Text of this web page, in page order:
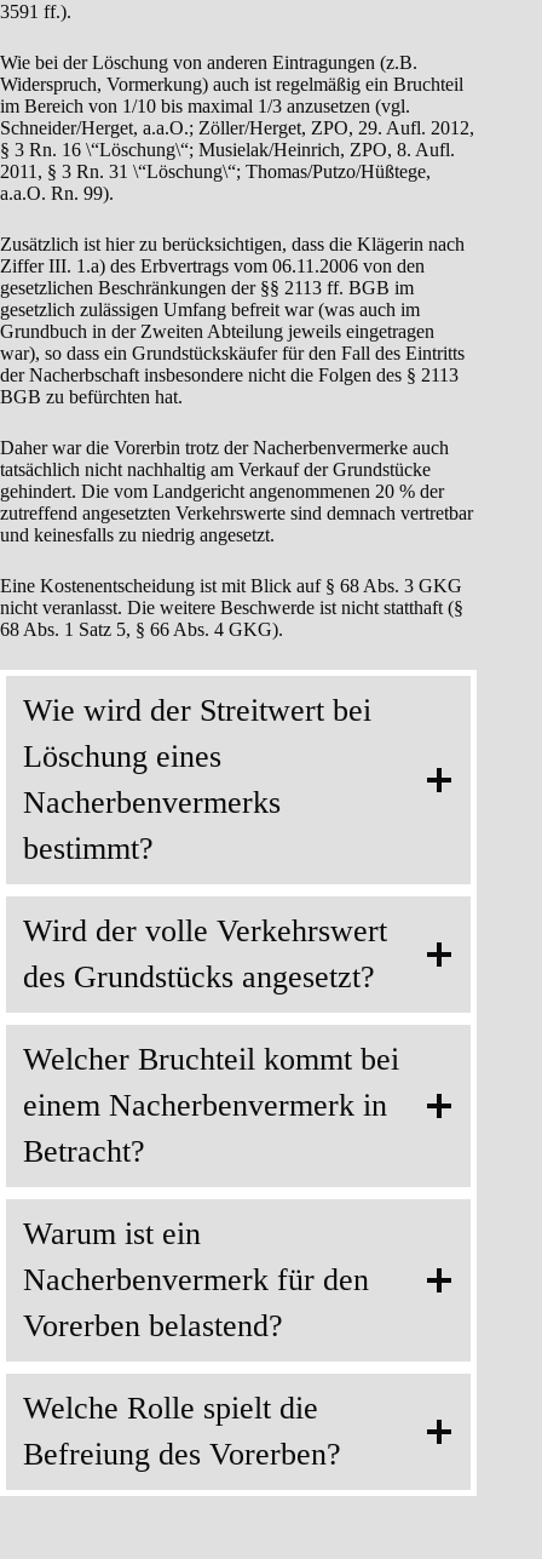
3591 ff.).
Wie bei der Löschung von anderen Eintragungen (z.B.
Widerspruch, Vormerkung) auch ist regelmäßig ein Bruchteil
im Bereich von 1/10 bis maximal 1/3 anzusetzen (vgl.
Schneider/Herget, a.a.O.; Zöller/Herget, ZPO, 29. Aufl. 2012,
§ 3 Rn. 16 \“Löschung\“; Musielak/Heinrich, ZPO, 8. Aufl.
2011, § 3 Rn. 31 \“Löschung\“; Thomas/Putzo/Hüßtege,
a.a.O. Rn. 99).
Zusätzlich ist hier zu berücksichtigen, dass die Klägerin nach
Ziffer III. 1.a) des Erbvertrags vom 06.11.2006 von den
gesetzlichen Beschränkungen der §§ 2113 ff. BGB im
gesetzlich zulässigen Umfang befreit war (was auch im
Grundbuch in der Zweiten Abteilung jeweils eingetragen
war), so dass ein Grundstückskäufer für den Fall des Eintritts
der Nacherbschaft insbesondere nicht die Folgen des § 2113
BGB zu befürchten hat.
Daher war die Vorerbin trotz der Nacherbenvermerke auch
tatsächlich nicht nachhaltig am Verkauf der Grundstücke
gehindert. Die vom Landgericht angenommenen 20 % der
zutreffend angesetzten Verkehrswerte sind demnach vertretbar
und keinesfalls zu niedrig angesetzt.
Eine Kostenentscheidung ist mit Blick auf § 68 Abs. 3 GKG
nicht veranlasst. Die weitere Beschwerde ist nicht statthaft (§
68 Abs. 1 Satz 5, § 66 Abs. 4 GKG).
Wie wird der Streitwert bei
Löschung eines
Nacherbenvermerks
bestimmt?
Wird der volle Verkehrswert
des Grundstücks angesetzt?
Welcher Bruchteil kommt bei
einem Nacherbenvermerk in
Betracht?
Warum ist ein
Nacherbenvermerk für den
Vorerben belastend?
Welche Rolle spielt die
Befreiung des Vorerben?